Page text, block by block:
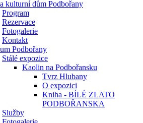
kulturní dům Podbořany
Program
Rezervace
Fotogalerie
Kontakt
Podbořany
Stálé expozice
Kaolin na Podbořansku
Tvrz Hlubany
O expozici
Kniha - BÍLÉ ZLATO
PODBOŘANSKA
Služby